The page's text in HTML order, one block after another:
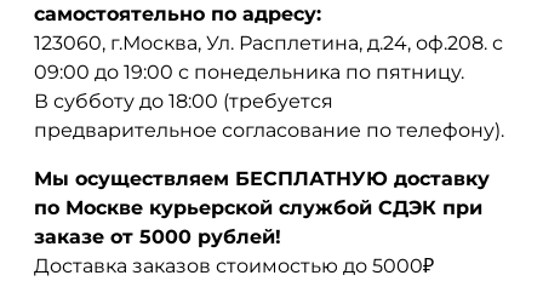
самостоятельно по адресу:
123060, г.Москва, Ул. Расплетина, д.24, оф.208. с
09:00 до 19:00 с понедельника по пятницу.
В субботу до 18:00 (требуется
предварительное согласование по телефону).
Мы осуществляем БЕСПЛАТНУЮ доставку
по Москве курьерской службой СДЭК при
заказе от 5000 рублей!
Доставка заказов стоимостью до 5000₽